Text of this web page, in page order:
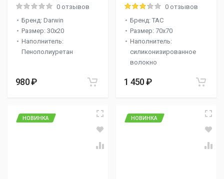
0 отзывов
Бренд: Darwin
Размер: 30x20
Наполнитель:
Пенополиуретан
980 ₽
0 отзывов
Бренд: TAC
Размер: 70x70
Наполнитель:
силиконизированное
волокно
1 450 ₽
НОВИНКА НОВИНКА